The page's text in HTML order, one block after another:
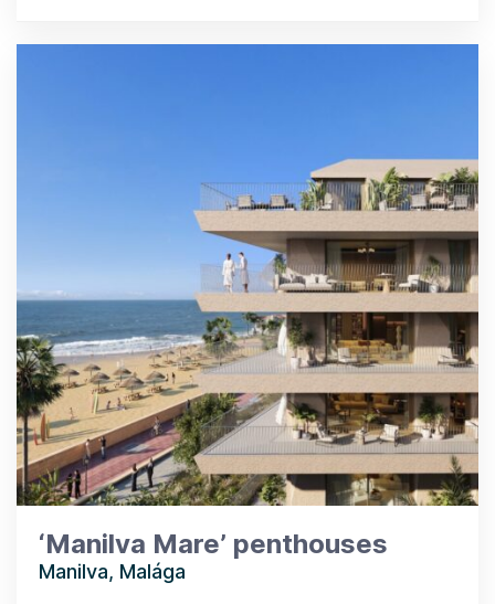
‘Manilva Mare’ penthouses
Manilva, Malága